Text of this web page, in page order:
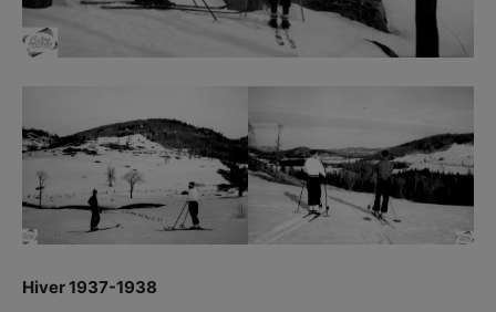
Hiver 1937-1938